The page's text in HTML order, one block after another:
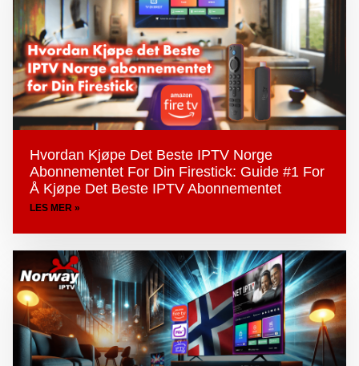
Hvordan Kjøpe Det Beste IPTV Norge
Abonnementet For Din Firestick: Guide #1 For
Å Kjøpe Det Beste IPTV Abonnementet
LES MER »